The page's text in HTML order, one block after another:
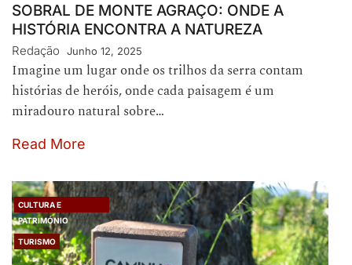
SOBRAL DE MONTE AGRAÇO: ONDE A
HISTÓRIA ENCONTRA A NATUREZA
Redação Junho 12, 2025
Imagine um lugar onde os trilhos da serra contam
histórias de heróis, onde cada paisagem é um
miradouro natural sobre…
Read More
CULTURA E
PATRIMÓNIO
TURISMO